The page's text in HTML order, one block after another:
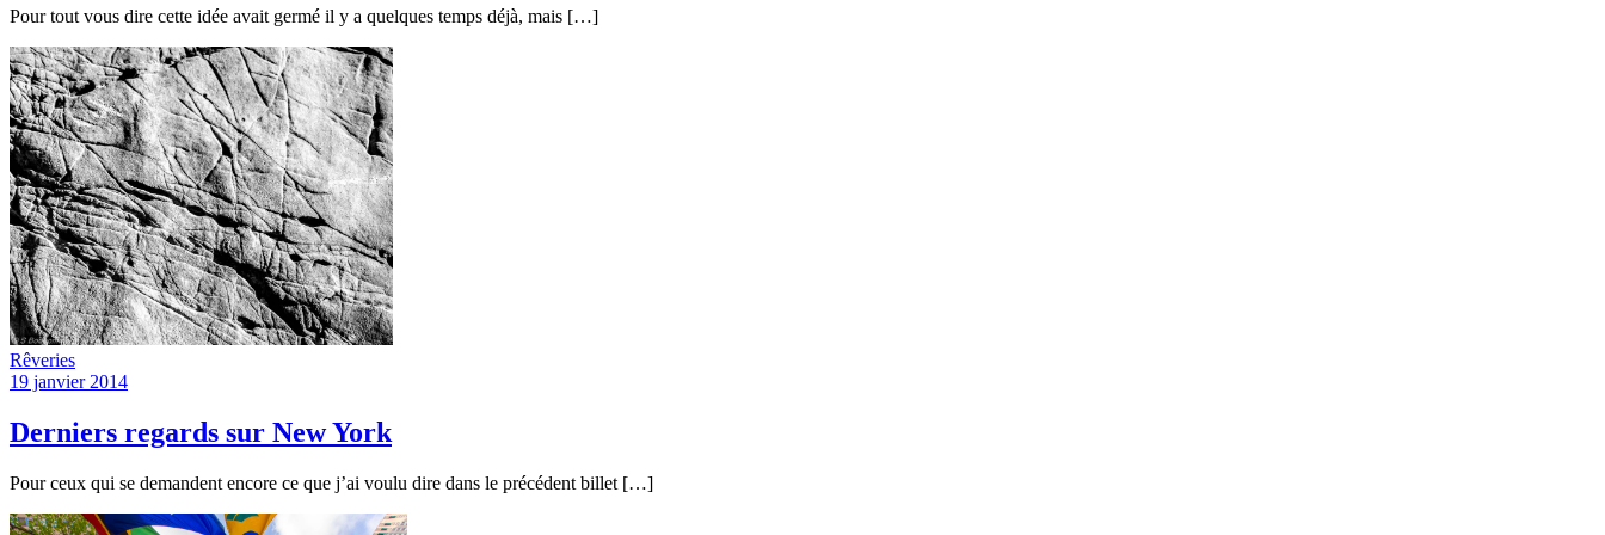
Pour tout vous dire cette idée avait germé il y a quelques temps déjà, mais […]
Rêveries
19 janvier 2014
Derniers regards sur New York
Pour ceux qui se demandent encore ce que j’ai voulu dire dans le précédent billet […]